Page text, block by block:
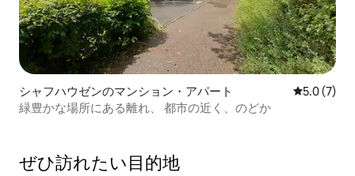
シャフハウゼンのマンション・アパート レビュー7
5.0 (7)
緑豊かな場所にある離れ、 都市の近く、のどか
ぜひ訪⁠れ⁠た⁠い目⁠的⁠地